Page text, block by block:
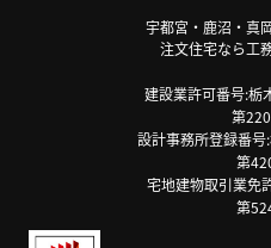
宇都宮・鹿沼・真
注文住宅なら工
建設業許可番号:栃
第
設計事務所登録番
第
宅地建物取引業免
第